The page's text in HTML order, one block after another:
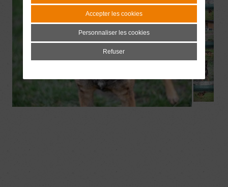
Accepter les cookies
Personnaliser les cookies
Refuser